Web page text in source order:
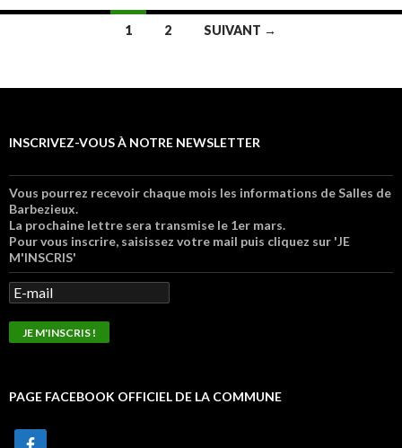
1 2 SUIVANT →
INSCRIVEZ-VOUS À NOTRE NEWSLETTER
Vous pourrez recevoir chaque mois les informations de Salles de
Barbezieux.
La prochaine lettre sera transmise le 1er mars.
Pour vous inscrire, saisissez votre mail puis cliquez sur 'JE
M'INSCRIS'
PAGE FACEBOOK OFFICIEL DE LA COMMUNE